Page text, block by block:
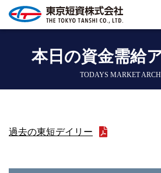
本日の資金需給
TODAYS MARKET
過去の東短デイリー